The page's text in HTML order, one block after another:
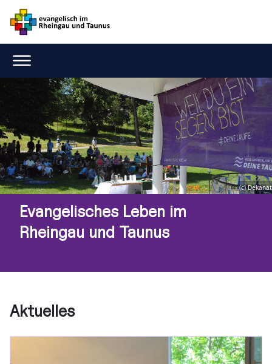
(c) Dekanat
Evangelisches Leben im
Rheingau und Taunus
Aktuelles